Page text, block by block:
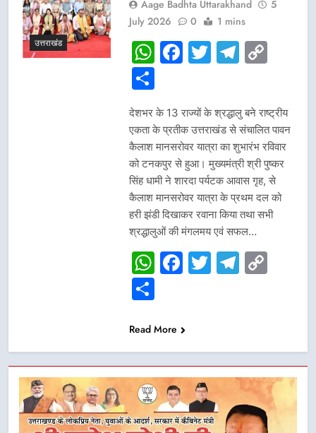
उत्तराखंड
Aage Badhta Uttarakhand
5
July 2026
0 1 mins
WhatsApp
Facebook
Twitter
Share
देशभर के 13 राज्यों के श्रद्धालु बने राष्ट्रीय
एकता के प्रतीक उत्तराखंड से संचालित पावन
कैलाश मानसरोवर यात्रा का शुभारंभ रविवार
को टनकपुर से हुआ। मुख्यमंत्री श्री पुष्कर
सिंह धामी ने शारदा पर्यटक आवास गृह, से
कैलाश मानसरोवर यात्रा के प्रथम दल को
हरी झंडी दिखाकर रवाना किया तथा सभी
श्रद्धालुओं की मंगलमय एवं सफल…
WhatsApp
Facebook
Twitter
Share
Read More